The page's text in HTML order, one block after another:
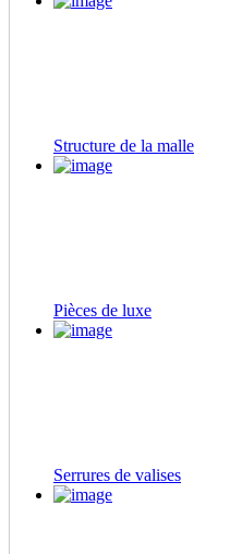
Structure de la malle
Pièces de luxe
Serrures de valises